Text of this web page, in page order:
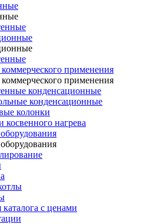
применения
применения
конденсационные
конденсационные
колонки
косвенного нагрева
с ценами